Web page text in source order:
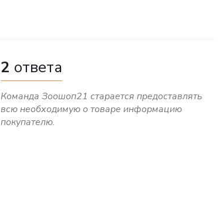
2 ответа
Команда Зоошоп21 старается предоставлять
всю необходимую о товаре информацию
покупателю.